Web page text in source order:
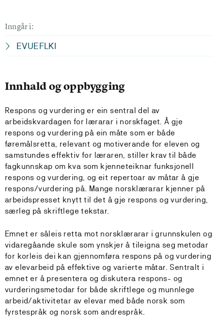
Inngår i:
EVUEFLKI
Innhald og oppbygging
Respons og vurdering er ein sentral del av
arbeidskvardagen for lærarar i norskfaget. Å gje
respons og vurdering på ein måte som er både
føremålsretta, relevant og motiverande for eleven og
samstundes effektiv for læraren, stiller krav til både
fagkunnskap om kva som kjenneteiknar funksjonell
respons og vurdering, og eit repertoar av måtar å gje
respons/vurdering på. Mange norsklærarar kjenner på
arbeidspresset knytt til det å gje respons og vurdering,
særleg på skriftlege tekstar.
Emnet er såleis retta mot norsklærarar i grunnskulen og
vidaregåande skule som ynskjer å tileigna seg metodar
for korleis dei kan gjennomføra respons på og vurdering
av elevarbeid på effektive og varierte måtar. Sentralt i
emnet er å presentera og diskutera respons- og
vurderingsmetodar for både skriftlege og munnlege
arbeid/aktivitetar av elevar med både norsk som
fyrstespråk og norsk som andrespråk.